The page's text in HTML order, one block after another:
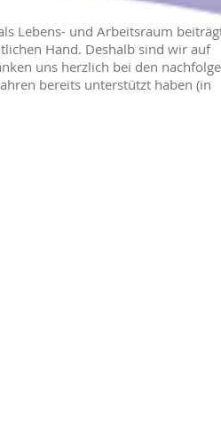
Lebens- und Arbeitsraum
Hand. Deshalb sind wir auf
uns herzlich bei den
bereits unterstützt haben (in